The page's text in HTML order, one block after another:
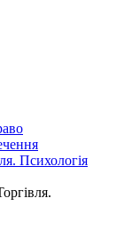
Психологія